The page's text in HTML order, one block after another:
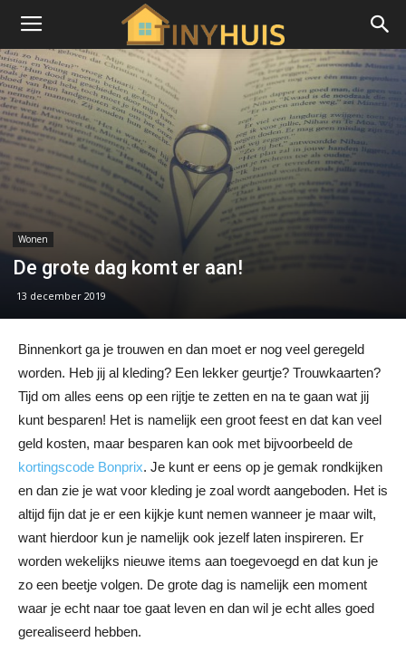
Wonen
De grote dag komt er aan!
13 december 2019
Binnenkort ga je trouwen en dan moet er nog veel geregeld
worden. Heb jij al kleding? Een lekker geurtje? Trouwkaarten?
Tijd om alles eens op een rijtje te zetten en na te gaan wat jij
kunt besparen! Het is namelijk een groot feest en dat kan veel
geld kosten, maar besparen kan ook met bijvoorbeeld de
kortingscode Bonprix. Je kunt er eens op je gemak rondkijken
en dan zie je wat voor kleding je zoal wordt aangeboden. Het is
altijd fijn dat je er een kijkje kunt nemen wanneer je maar wilt,
want hierdoor kun je namelijk ook jezelf laten inspireren. Er
worden wekelijks nieuwe items aan toegevoegd en dat kun je
zo een beetje volgen. De grote dag is namelijk een moment
waar je echt naar toe gaat leven en dan wil je echt alles goed
gerealiseerd hebben.